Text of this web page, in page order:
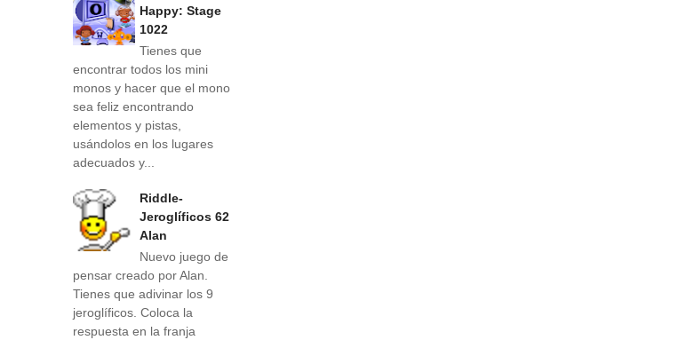
Happy: Stage
1022
Tienes que
encontrar todos los mini
monos y hacer que el mono
sea feliz encontrando
elementos y pistas,
usándolos en los lugares
adecuados y...
Riddle-
Jeroglíficos 62
Alan
Nuevo juego de
pensar creado por Alan.
Tienes que adivinar los 9
jeroglíficos. Coloca la
respuesta en la franja